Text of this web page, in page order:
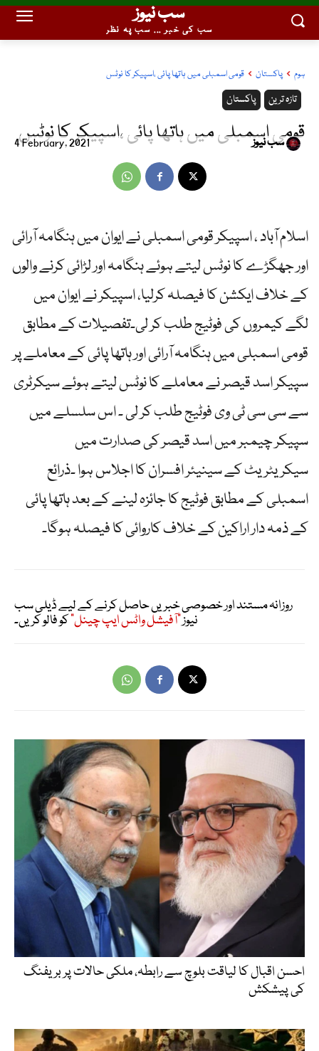
سب نیوز
سب کی خبر ... سب پہ نظر
ہوم پاکستان قومی اسمبلی میں ہاتھا پائی ،اسپیکر کا نوٹس
پاکستان تازہ ترین
قومی اسمبلی میں ہاتھا پائی ،اسپیکر کا نوٹس
4 February, 2021 سب نیوز
اسلام آباد ، اسپیکر قومی اسمبلی نے ایوان میں ہنگامہ آرائی
اور جھگڑے کا نوٹس لیتے ہوئے ہنگامہ اور لڑائی کرنے والوں
کے خلاف ایکشن کا فیصلہ کرلیا، اسپیکر نے ایوان میں
لگے کیمروں کی فوٹیج طلب کر لی۔تفصیلات کے مطابق
قومی اسمبلی میں ہنگامہ آرائی اور ہاتھا پائی کے معاملے پر
سپیکر اسد قیصر نے معاملے کا نوٹس لیتے ہوئے سیکرٹری
سے سی سی ٹی وی فوٹیج طلب کر لی ۔ اس سلسلے میں
سپیکر چیمبر میں اسد قیصر کی صدارت میں
سیکریٹریٹ کے سینیئر افسران کا اجلاس ہوا ۔ذرائع
اسمبلی کے مطابق فوٹیج کا جائزہ لینے کے بعد ہاتھا پائی
کے ذمہ دار اراکین کے خلاف کاروائی کا فیصلہ ہوگا۔
روزانہ مستند اور خصوصی خبریں حاصل کرنے کے لیے ڈیلی سب
نیوز"آفیشل واٹس ایپ چینل"کو فالو کریں۔
احسن اقبال کا لیاقت بلوچ سے رابطہ، ملکی حالات پر بریفنگ
کی پیشکش